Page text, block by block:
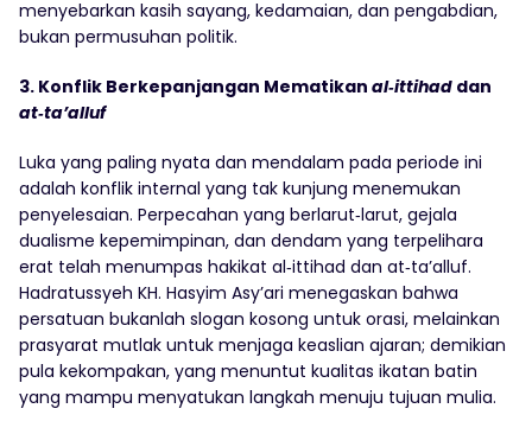
menyebarkan kasih sayang, kedamaian, dan pengabdian,
bukan permusuhan politik.
3. Konflik Berkepanjangan Mematikan al‑ittihad dan
at‑ta’alluf
Luka yang paling nyata dan mendalam pada periode ini
adalah konflik internal yang tak kunjung menemukan
penyelesaian. Perpecahan yang berlarut‑larut, gejala
dualisme kepemimpinan, dan dendam yang terpelihara
erat telah menumpas hakikat al‑ittihad dan at‑ta’alluf.
Hadratussyeh KH. Hasyim Asy’ari menegaskan bahwa
persatuan bukanlah slogan kosong untuk orasi, melainkan
prasyarat mutlak untuk menjaga keaslian ajaran; demikian
pula kekompakan, yang menuntut kualitas ikatan batin
yang mampu menyatukan langkah menuju tujuan mulia.